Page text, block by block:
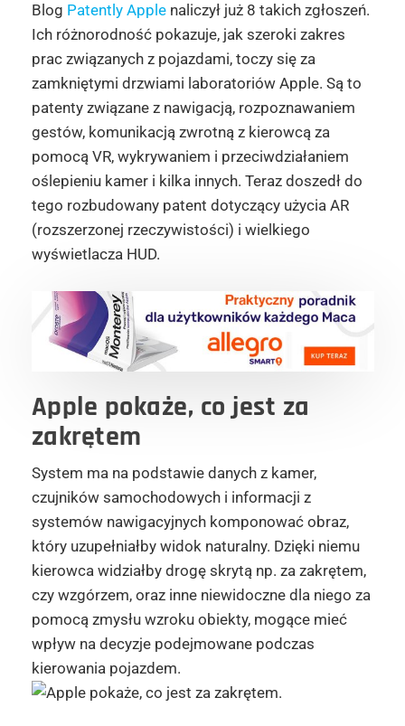
Blog Patently Applenaliczył już 8 takich zgłoszeń.
Ich różnorodność pokazuje, jak szeroki zakres
prac związanych z pojazdami, toczy się za
zamkniętymi drzwiami laboratoriów Apple. Są to
patenty związane z nawigacją, rozpoznawaniem
gestów, komunikacją zwrotną z kierowcą za
pomocą VR, wykrywaniem i przeciwdziałaniem
oślepieniu kamer i kilka innych. Teraz doszedł do
tego rozbudowany patent dotyczący użycia AR
(rozszerzonej rzeczywistości) i wielkiego
wyświetlacza HUD.
Apple pokaże, co jest za
zakrętem
System ma na podstawie danych z kamer,
czujników samochodowych i informacji z
systemów nawigacyjnych komponować obraz,
który uzupełniałby widok naturalny. Dzięki niemu
kierowca widziałby drogę skrytą np. za zakrętem,
czy wzgórzem, oraz inne niewidoczne dla niego za
pomocą zmysłu wzroku obiekty, mogące mieć
wpływ na decyzje podejmowane podczas
kierowania pojazdem.